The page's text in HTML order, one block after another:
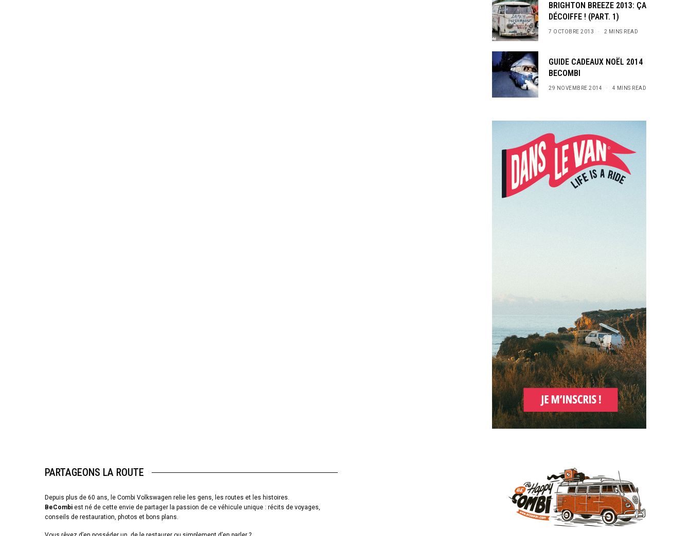
BRIGHTON BREEZE 2013: ÇA
DÉCOIFFE ! (PART. 1)
7 OCTOBRE 2013 2 MINS READ
GUIDE CADEAUX NOËL 2014
BECOMBI
29 NOVEMBRE 2014 4 MINS READ
PARTAGEONS LA ROUTE
Depuis plus de 60 ans, le Combi Volkswagen relie les gens, les routes et les histoires.
BeCombi est né de cette envie de partager la passion de ce véhicule unique : récits de voyages,
conseils de restauration, photos et bons plans.